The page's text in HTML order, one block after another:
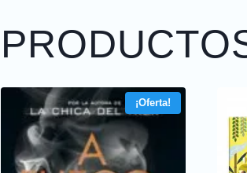
¡Oferta!